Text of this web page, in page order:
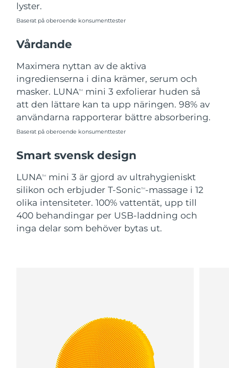
lyster.
Baserat på oberoende konsumenttester
Vårdande
Maximera nyttan av de aktiva
ingredienserna i dina krämer, serum och
masker. LUNATM
mini 3 exfolierar huden så
att den lättare kan ta upp näringen. 98% av
användarna rapporterar bättre absorbering.
Baserat på oberoende konsumenttester
Smart svensk design
LUNATM
mini 3 är gjord av ultrahygieniskt
silikon och erbjuder T-SonicTM-massage i 12
olika intensiteter. 100% vattentät, upp till
400 behandingar per USB-laddning och
inga delar som behöver bytas ut.
Förenade
Arabemiraten
Storbritannien
USA Förväntad leverans
Uzbekistan Förväntad leverans15/08/2026
Vietnam Förväntad leverans16/08/2026